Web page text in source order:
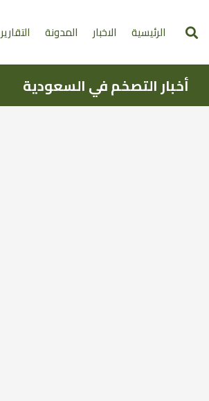
الرئيسية الاخبار المدونة التقارير
أخبار التصخم في السعودية